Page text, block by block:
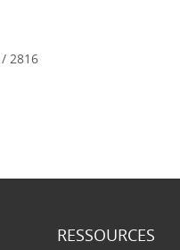
2816
RESSOURCES